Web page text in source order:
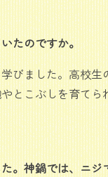
たのですか。
びました。高校
とこぶしを育て
。神鍋では、ニ